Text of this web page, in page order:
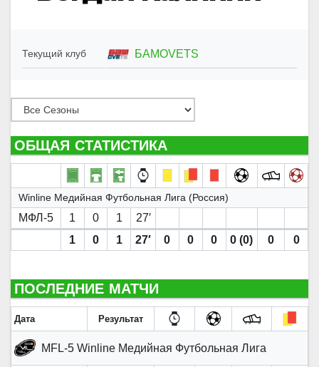
Текущий клуб БАМОVETS
ОБЩАЯ СТАТИСТИКА
Winline Медийная Футбольная Лига (Россия)
МФЛ-5 1 0 1
27′
1
0 1 27′ 0 0 0 0 (0) 0 0
ПОСЛЕДНИЕ МАТЧИ
Дата Результат
MFL-5 Winline Медийная Футбольная Лига